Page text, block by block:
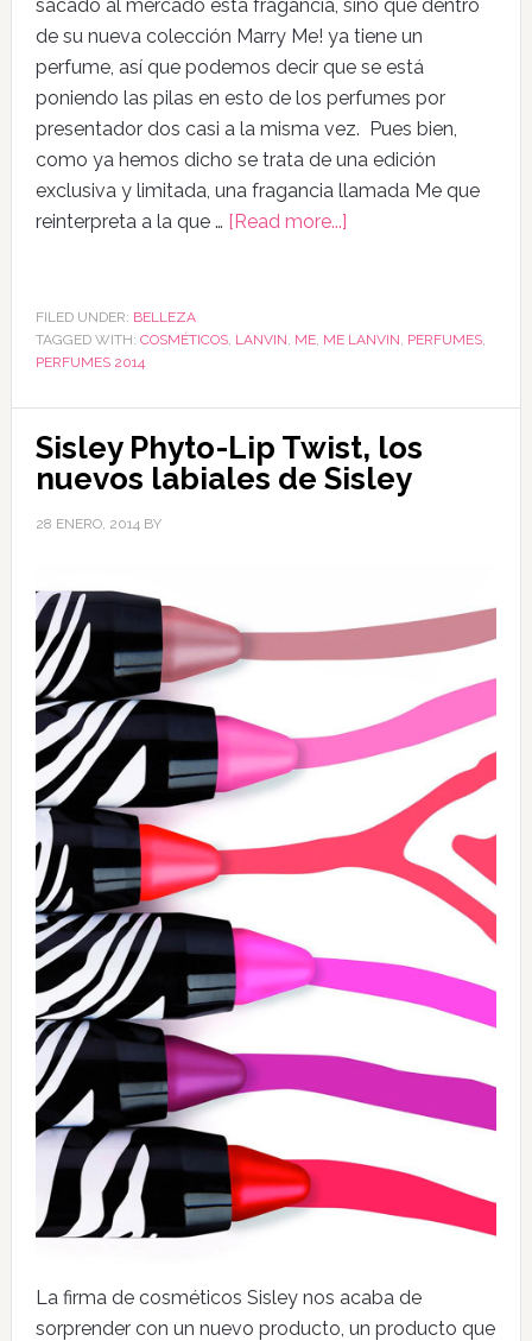
sacado al mercado esta fragancia, sino que dentro
de su nueva colección Marry Me! ya tiene un
perfume, así que podemos decir que se está
poniendo las pilas en esto de los perfumes por
presentador dos casi a la misma vez. Pues bien,
como ya hemos dicho se trata de una edición
exclusiva y limitada, una fragancia llamada Me que
reinterpreta a la que … [Read more...]
FILED UNDER: BELLEZA
TAGGED WITH: COSMÉTICOS, LANVIN, ME, ME LANVIN, PERFUMES,
PERFUMES 2014
Sisley Phyto-Lip Twist, los
nuevos labiales de Sisley
28 ENERO, 2014BY
La firma de cosméticos Sisley nos acaba de
sorprender con un nuevo producto, un producto que